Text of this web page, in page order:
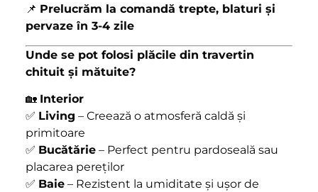
📌 Prelucrăm la comandă trepte, blaturi și
pervaze în 3-4 zile
Unde se pot folosi plăcile din travertin
chituit și mătuite?
🏡 Interior
✅ Living – Creează o atmosferă caldă și
primitoare
✅ Bucătărie– Perfect pentru pardoseală sau
placarea pereților
✅ Baie– Rezistent la umiditate și ușor de